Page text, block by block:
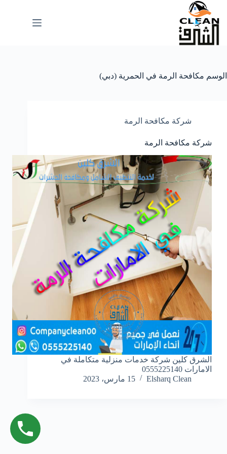
التجاوز
المحتوى
الوسم مكافحة الرمة في الحمرية (دبي)
شركة مكافحة الرمة
شركة مكافحة الرمة
الشرق كلين شركة خدمات منزلية متكاملة في
الامارات 0555225140
Elsharq Clean
15 مارس، 2023